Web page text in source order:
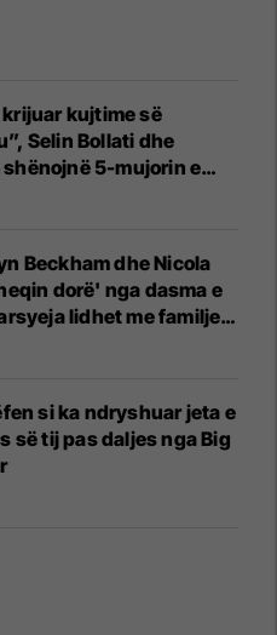
krijuar kujtime së
Selin Bollati dhe
shënojnë 5-mujorin e
Beckham dhe Nicola
dorë' nga dasma e
lidhet me familjen
si ka ndryshuar jeta e
së tij pas daljes nga Big